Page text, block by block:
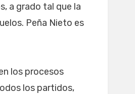
a grado tal que la
Peña Nieto es
los procesos
los partidos,